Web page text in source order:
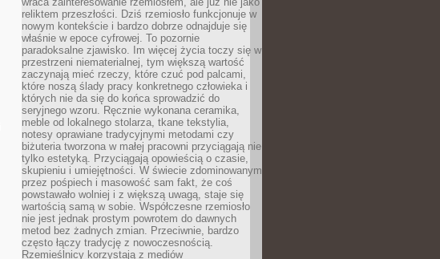
reliktem przeszłości. Dziś rzemiosło funkcjonuje w
nowym kontekście i bardzo dobrze odnajduje się
właśnie w epoce cyfrowej. To pozornie
paradoksalne zjawisko. Im więcej życia toczy się w
przestrzeni niematerialnej, tym większą wartość
zaczynają mieć rzeczy, które czuć pod palcami,
które noszą ślady pracy konkretnego człowieka i
których nie da się do końca sprowadzić do
seryjnego wzoru. Ręcznie wykonana ceramika,
meble od lokalnego stolarza, tkane tekstylia,
notesy oprawiane tradycyjnymi metodami czy
biżuteria tworzona w małej pracowni przyciągają nie
tylko estetyką. Przyciągają opowieścią o czasie,
skupieniu i umiejętności. W świecie zdominowanym
przez pośpiech i masowość sam fakt, że coś
powstawało wolniej i z większą uwagą, staje się
wartością samą w sobie. Współczesne rzemiosło
nie jest jednak prostym powrotem do dawnych
metod bez żadnych zmian. Przeciwnie, bardzo
często łączy tradycję z nowoczesnością.
Rzemieślnicy korzystają z mediów